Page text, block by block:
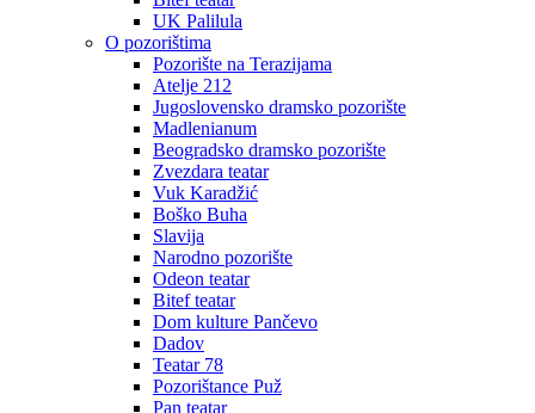
UK Palilula
O pozorištima
Pozorište na Terazijama
Atelje 212
Jugoslovensko dramsko pozorište
Madlenianum
Beogradsko dramsko pozorište
Zvezdara teatar
Vuk Karadžić
Boško Buha
Slavija
Narodno pozorište
Odeon teatar
Bitef teatar
Dom kulture Pančevo
Dadov
Teatar 78
Pozorištance Puž
Pan teatar